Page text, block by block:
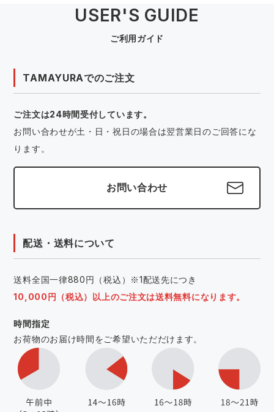
USER'S GUIDE
ご利用ガイド
TAMAYURAでのご注文
ご注文は24時間受付しています。
お問い合わせが土・日・祝日の場合は翌営業日のご回答にな
ります。
お問い合わせ
配送・送料について
送料全国一律880円（税込）※1配送先につき
10,000円（税込）以上のご注文は送料無料になります。
時間指定
お荷物のお届け時間をご希望いただだけます。